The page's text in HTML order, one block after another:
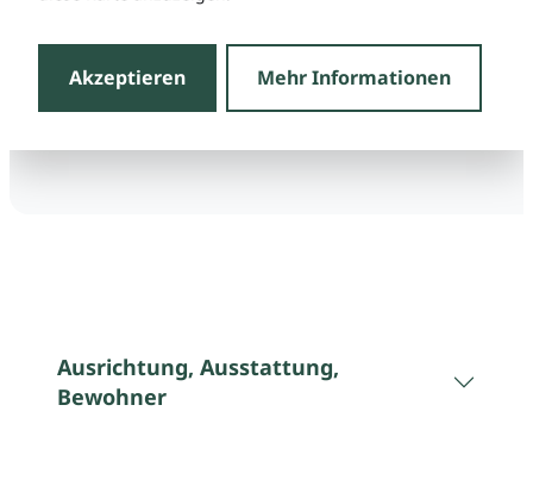
Akzeptieren Mehr Informationen
Ausrichtung, Ausstattung,
Bewohner